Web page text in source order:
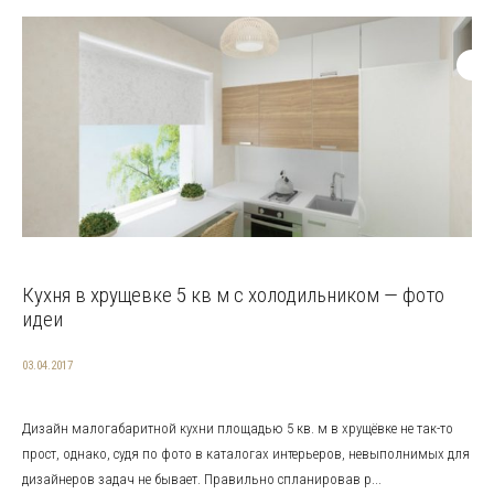
Кухня в хрущевке 5 кв м с холодильником — фото
идеи
03.04.2017
Дизайн малогабаритной кухни площадью 5 кв. м в хрущёвке не так-то
прост, однако, судя по фото в каталогах интерьеров, невыполнимых для
дизайнеров задач не бывает. Правильно спланировав р...